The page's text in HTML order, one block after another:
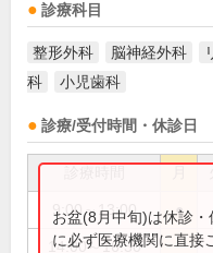
診療科目
整形外科 脳神経外科
科
小児歯科
診療/受付時間・休診日
9:00～13:00 ●
14:00～16:30
お盆(8月中旬)は休診
に必ず医療機関に直接